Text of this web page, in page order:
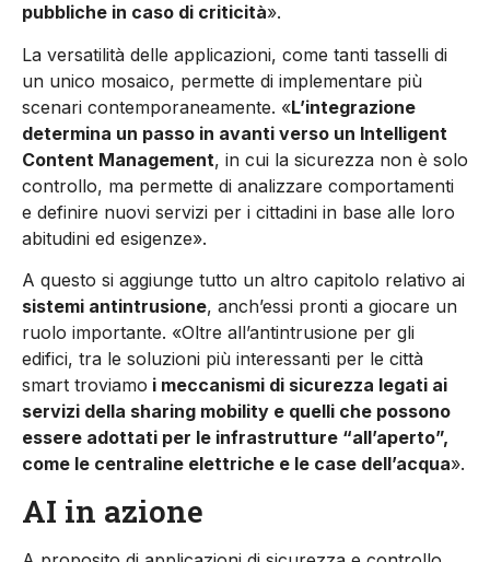
pubbliche in caso di criticità».
La versatilità delle applicazioni, come tanti tasselli di
un unico mosaico, permette di implementare più
scenari contemporaneamente. «L’integrazione
determina un passo in avanti verso un Intelligent
Content Management, in cui la sicurezza non è solo
controllo, ma permette di analizzare comportamenti
e definire nuovi servizi per i cittadini in base alle loro
abitudini ed esigenze».
A questo si aggiunge tutto un altro capitolo relativo ai
sistemi antintrusione, anch’essi pronti a giocare un
ruolo importante. «Oltre all’antintrusione per gli
edifici, tra le soluzioni più interessanti per le città
smart troviamo i meccanismi di sicurezza legati ai
servizi della sharing mobility e quelli che possono
essere adottati per le infrastrutture “all’aperto”,
come le centraline elettriche e le case dell’acqua».
AI in azione